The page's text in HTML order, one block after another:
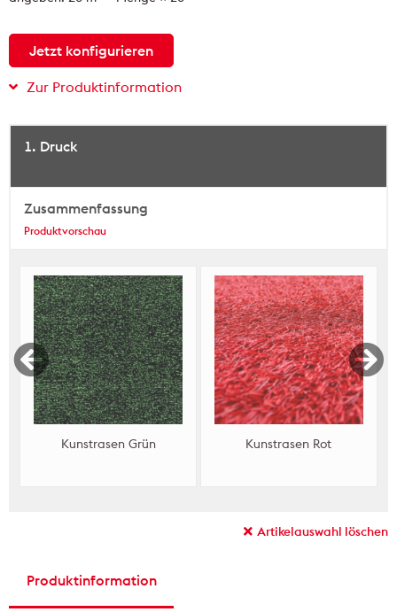
Jetzt konfigurieren
Zur Produktinformation
1. Druck
Zusammenfassung
Produktvorschau
Kunstrasen Grün Kunstrasen Rot
Artikelauswahl löschen
Produktinformation